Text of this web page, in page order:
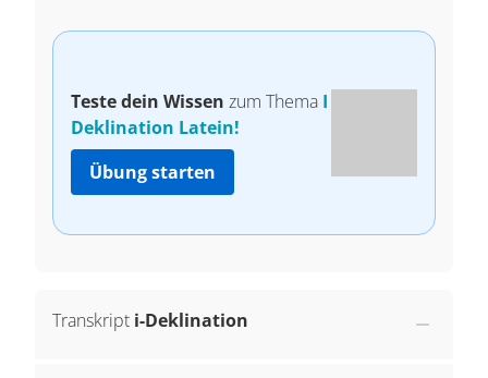
Teste dein Wissen zum Thema I
Deklination Latein!
Übung starten
Transkript i-Deklination